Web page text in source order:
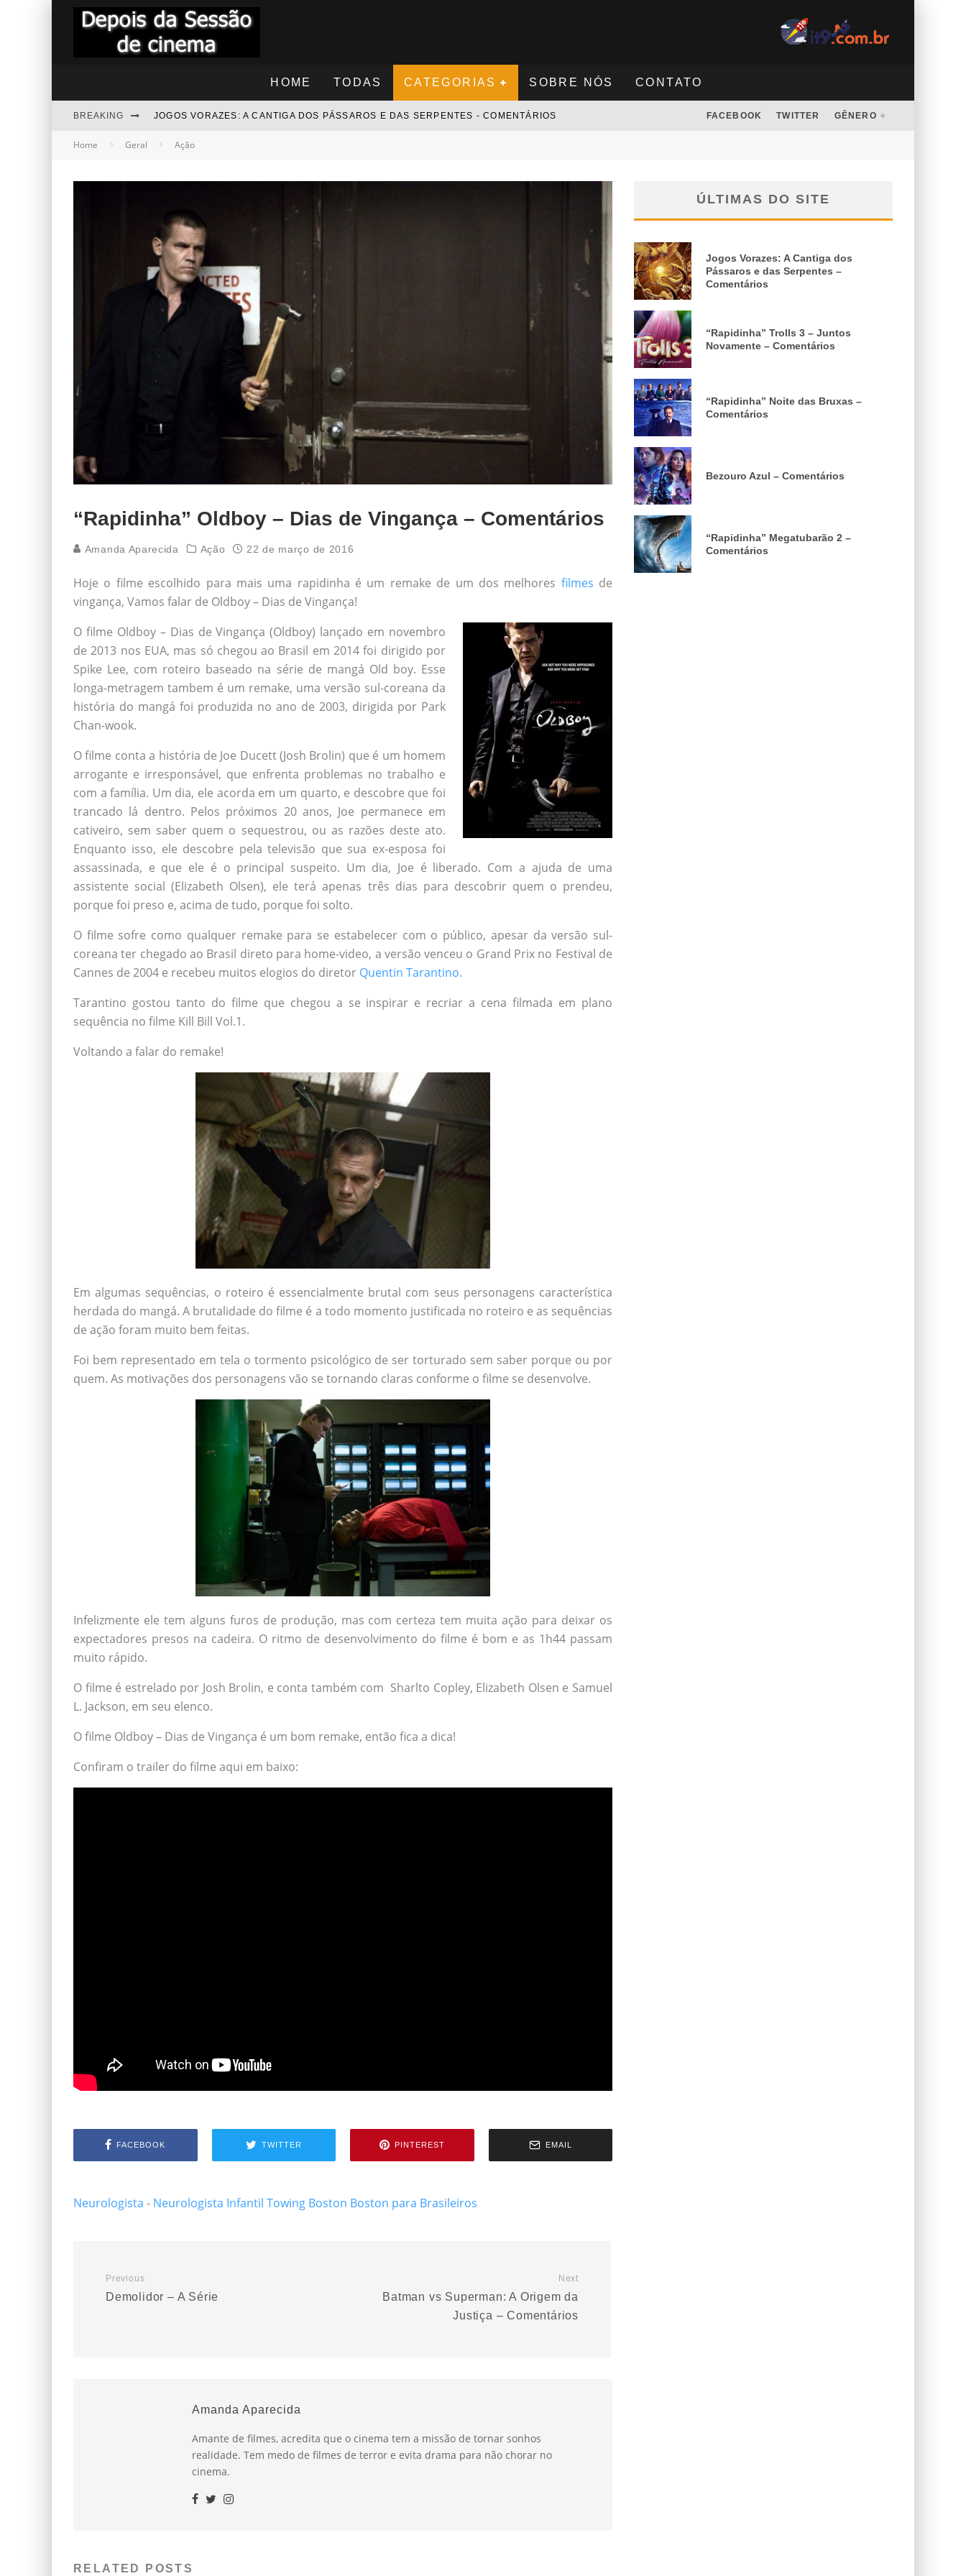
HOME TODAS CATEGORIAS SOBRE NÓS CONTATO
BREAKING JOGOS VORAZES: A CANTIGA DOS PÁSSAROS E DAS SERPENTES - COMENTÁRIOS
"RAPIDINHA" TROLLS 3 - JUNTOS NOVAMENTE - COMENTÁRIOS
“RAPIDINHA” MEGATUBARÃO 2 – COMENTÁRIOS
FACEBOOK TWITTER GÊNERO
Home Geral Ação
“Rapidinha” Oldboy – Dias de Vingança – Comentários
Amanda Aparecida Ação 22 de março de 2016
Hoje o filme escolhido para mais uma rapidinha é um remake de um dos melhores filmes de
vingança, Vamos falar de Oldboy – Dias de Vingança!
O filme Oldboy – Dias de Vingança (Oldboy) lançado em novembro
de 2013 nos EUA, mas só chegou ao Brasil em 2014 foi dirigido por
Spike Lee, com roteiro baseado na série de mangá Old boy. Esse
longa-metragem tambem é um remake, uma versão sul-coreana da
história do mangá foi produzida no ano de 2003, dirigida por Park
Chan-wook.
O filme conta a história de Joe Ducett (Josh Brolin) que é um homem
arrogante e irresponsável, que enfrenta problemas no trabalho e
com a família. Um dia, ele acorda em um quarto, e descobre que foi
trancado lá dentro. Pelos próximos 20 anos, Joe permanece em
cativeiro, sem saber quem o sequestrou, ou as razões deste ato.
Enquanto isso, ele descobre pela televisão que sua ex-esposa foi
assassinada, e que ele é o principal suspeito. Um dia, Joe é liberado. Com a ajuda de uma
assistente social (Elizabeth Olsen), ele terá apenas três dias para descobrir quem o prendeu,
porque foi preso e, acima de tudo, porque foi solto.
O filme sofre como qualquer remake para se estabelecer com o público, apesar da versão sul-
coreana ter chegado ao Brasil direto para home-video, a versão venceu o Grand Prix no Festival de
Cannes de 2004 e recebeu muitos elogios do diretor Quentin Tarantino.
Tarantino gostou tanto do filme que chegou a se inspirar e recriar a cena filmada em plano
sequência no filme Kill Bill Vol.1.
Voltando a falar do remake!
Em algumas sequências, o roteiro é essencialmente brutal com seus personagens característica
herdada do mangá. A brutalidade do filme é a todo momento justificada no roteiro e as sequências
de ação foram muito bem feitas.
Foi bem representado em tela o tormento psicológico de ser torturado sem saber porque ou por
quem. As motivações dos personagens vão se tornando claras conforme o filme se desenvolve.
Infelizmente ele tem alguns furos de produção, mas com certeza tem muita ação para deixar os
expectadores presos na cadeira. O ritmo de desenvolvimento do filme é bom e as 1h44 passam
muito rápido.
O filme é estrelado por Josh Brolin, e conta também com Sharlto Copley, Elizabeth Olsen e Samuel
L. Jackson, em seu elenco.
O filme Oldboy – Dias de Vingança é um bom remake, então fica a dica!
Confiram o trailer do filme aqui em baixo:
FACEBOOK TWITTER PINTEREST EMAIL
Neurologista - Neurologista Infantil Towing Boston Boston para Brasileiros
Previous
Demolidor – A Série
Next
Batman vs Superman: A Origem da
Justiça – Comentários
Amanda Aparecida
Amante de filmes, acredita que o cinema tem a missão de tornar sonhos
realidade. Tem medo de filmes de terror e evita drama para não chorar no
cinema.
RELATED POSTS
ÚLTIMAS DO SITE
Jogos Vorazes: A Cantiga dos
Pássaros e das Serpentes –
Comentários
“Rapidinha” Trolls 3 – Juntos
Novamente – Comentários
“Rapidinha” Noite das Bruxas –
Comentários
Bezouro Azul – Comentários
“Rapidinha” Megatubarão 2 –
Comentários